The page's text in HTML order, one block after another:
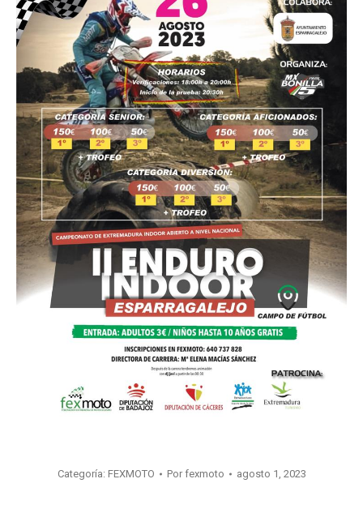
Categoría: FEXMOTO Por fexmoto agosto 1, 2023